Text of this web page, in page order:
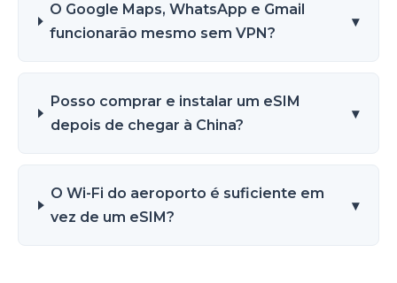
O Google Maps, WhatsApp e Gmail
funcionarão mesmo sem VPN?
▾
Posso comprar e instalar um eSIM
depois de chegar à China?
▾
O Wi-Fi do aeroporto é suficiente em
vez de um eSIM?
▾